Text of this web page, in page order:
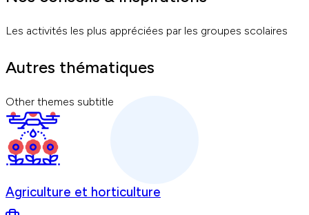
Les activités les plus appréciées par les groupes scolaires
Autres thématiques
Other themes subtitle
Agriculture et horticulture